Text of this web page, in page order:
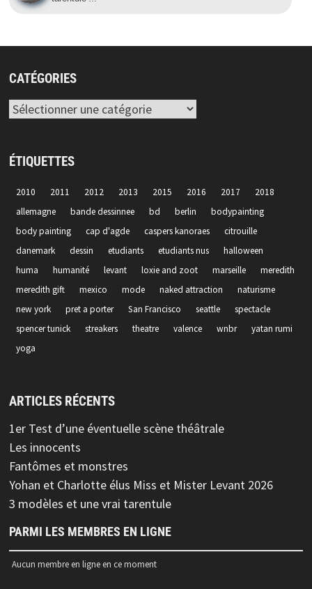
CATÉGORIES
Catégories
ÉTIQUETTES
2010 2011 2012 2013 2015 2016 2017
2018
allemagne
bande dessinnee bd berlin
bodypainting
body painting
cap d'agde caspers kanoraes
citrouille
danemark
dessin etudiants etudiants nus
halloween
huma
humanité levant loxie and zoot marseille
meredith
meredith gift
mexico mode naked attraction
naturisme
new york
pret a porter San Francisco seattle
spectacle
spencer tunick
streakers theatre valence wnbr
yatan rumi
yoga
ARTICLES RÉCENTS
1er Test d’une éventuelle scène théâtrale
Les innocents
Fantômes et monstres
Yohan et Charlotte élus Miss et Mister Levant 2026
3 modèles et une vrai tarentule
PARMI LES MEMBRES EN LIGNE
Aucun membre en ligne en ce moment